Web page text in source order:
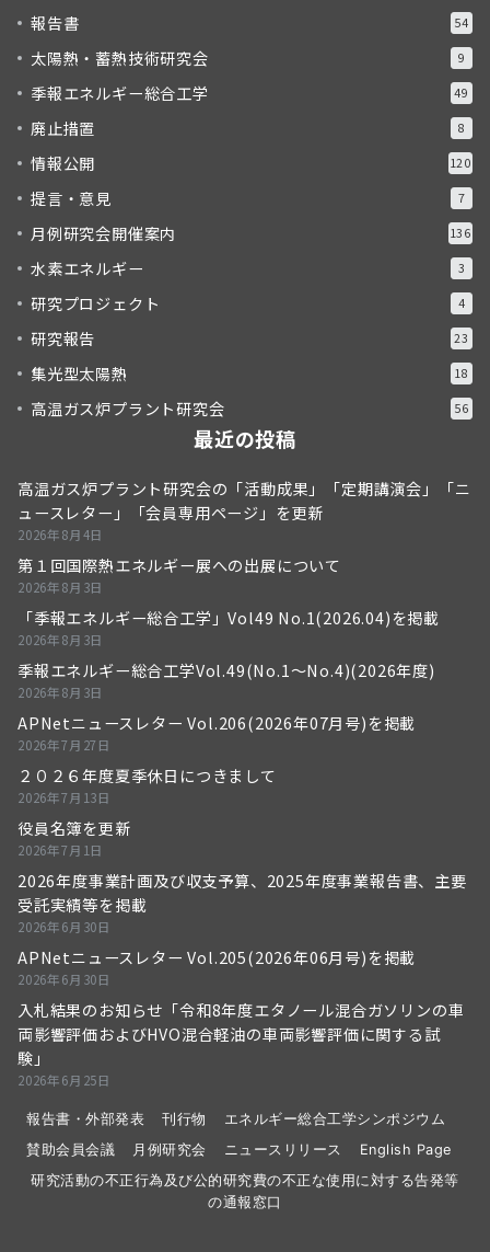
報告書 54
太陽熱・蓄熱技術研究会 9
季報エネルギー総合工学 49
廃止措置 8
情報公開 120
提言・意見 7
月例研究会開催案内 136
水素エネルギー 3
研究プロジェクト 4
研究報告 23
集光型太陽熱 18
高温ガス炉プラント研究会 56
最近の投稿
高温ガス炉プラント研究会の「活動成果」「定期講演会」「ニ
ュースレター」「会員専用ページ」を更新
2026年8月4日
第１回国際熱エネルギー展への出展について
2026年8月3日
「季報エネルギー総合工学」Vol49 No.1(2026.04)を掲載
2026年8月3日
季報エネルギー総合工学Vol.49(No.1～No.4)(2026年度)
2026年8月3日
APNetニュースレター Vol.206(2026年07月号)を掲載
2026年7月27日
２０２６年度夏季休日につきまして
2026年7月13日
役員名簿を更新
2026年7月1日
2026年度事業計画及び収支予算、2025年度事業報告書、主要
受託実績等を掲載
2026年6月30日
APNetニュースレター Vol.205(2026年06月号)を掲載
2026年6月30日
入札結果のお知らせ「令和8年度エタノール混合ガソリンの車
両影響評価およびHVO混合軽油の車両影響評価に関する試
験」
2026年6月25日
報告書・外部発表 刊行物
エネルギー総合工学シンポジウム
賛助会員会議
月例研究会 ニュースリリース
English Page
研究活動の不正行為及び公的研究費の不正な使用に対する告発等
の通報窓口